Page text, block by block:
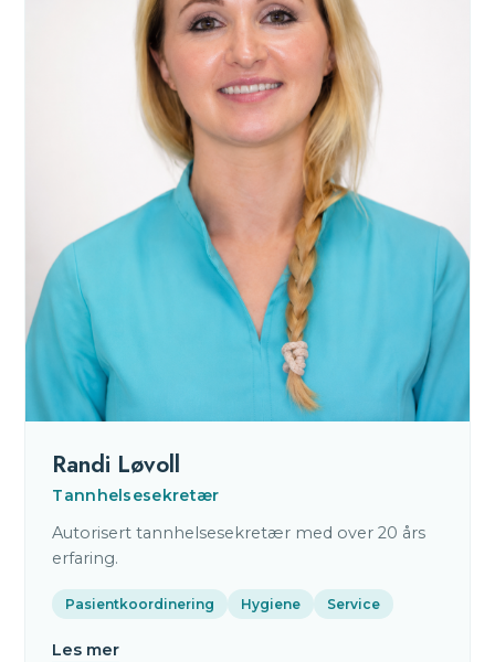
Randi Løvoll
Tannhelsesekretær
Autorisert tannhelsesekretær med over 20 års
erfaring.
Pasientkoordinering Hygiene Service
Les mer